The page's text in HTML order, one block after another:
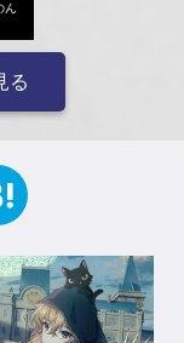
ん
る